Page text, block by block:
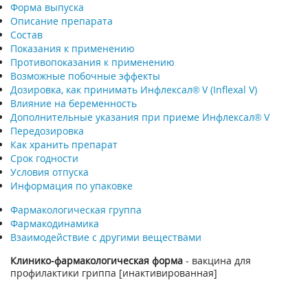
Форма выпуска
Описание препарата
Состав
Показания к применению
Противопоказания к применению
Возможные побочные эффекты
Дозировка, как принимать Инфлексал® V (Inflexal V)
Влияние на беременность
Дополнительные указания при приеме Инфлексал® V
Передозировка
Как хранить препарат
Срок годности
Условия отпуска
Информация по упаковке
Фармакологическая группа
Фармакодинамика
Взаимодействие с другими веществами
Клинико-фармакологическая форма - вакцина для
профилактики гриппа [инактивированная]